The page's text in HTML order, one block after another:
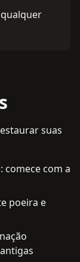
suas
comece com a
poeira e